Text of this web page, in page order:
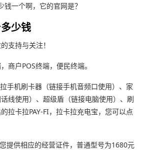
一个啊，它的官网是？
少钱
支持与关注！
商户POS终端，便民终端。
手机刷卡器（链接手机音频口使用）、家
线使用）、超级盾（链接电脑使用）、刷
拉卡拉PAY-FI，拉卡拉充电宝，您可以点
提供相应的经营证件，普通型号为1680元